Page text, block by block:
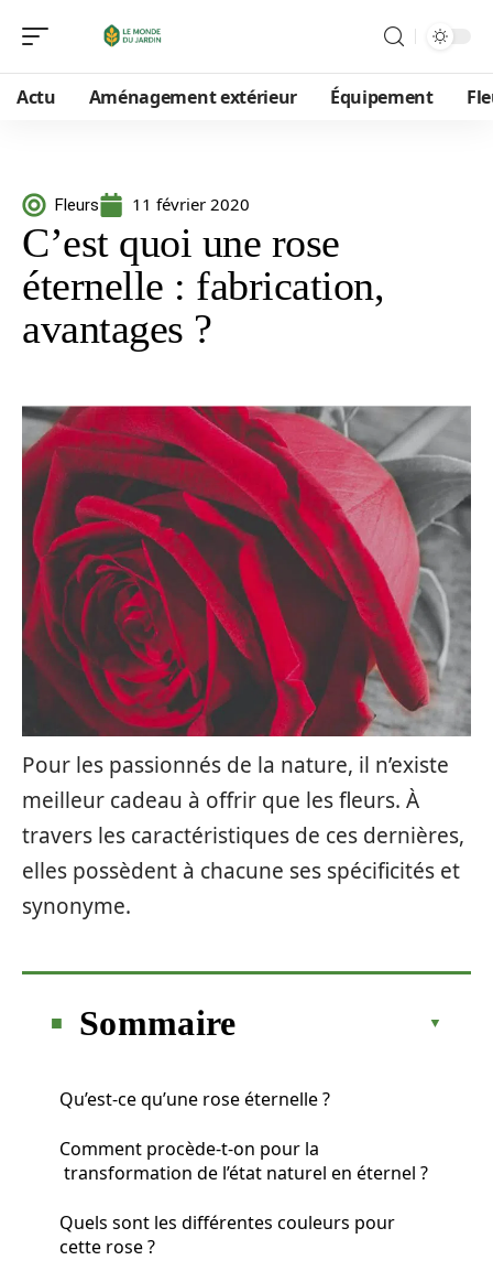
Actu Aménagement extérieur Équipement
Fleurs 11 février 2020
C’est quoi une rose
éternelle : fabrication,
avantages ?
Pour les passionnés de la nature, il n’existe
meilleur cadeau à offrir que les fleurs. À
travers les caractéristiques de ces dernières,
elles possèdent à chacune ses spécificités et
synonyme.
Sommaire
Qu’est-ce qu’une rose éternelle ?
Comment procède-t-on pour la
transformation de l’état naturel en éternel ?
Quels sont les différentes couleurs pour
cette rose ?